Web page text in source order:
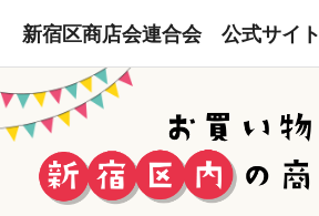
新宿区商店会連合会 公式サイト